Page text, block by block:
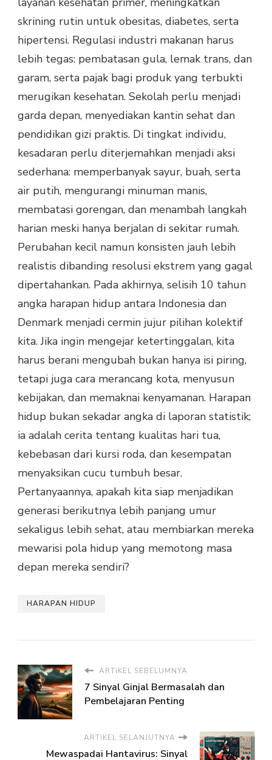
skrining rutin untuk obesitas, diabetes, serta
hipertensi. Regulasi industri makanan harus
lebih tegas: pembatasan gula, lemak trans, dan
garam, serta pajak bagi produk yang terbukti
merugikan kesehatan. Sekolah perlu menjadi
garda depan, menyediakan kantin sehat dan
pendidikan gizi praktis. Di tingkat individu,
kesadaran perlu diterjemahkan menjadi aksi
sederhana: memperbanyak sayur, buah, serta
air putih, mengurangi minuman manis,
membatasi gorengan, dan menambah langkah
harian meski hanya berjalan di sekitar rumah.
Perubahan kecil namun konsisten jauh lebih
realistis dibanding resolusi ekstrem yang gagal
dipertahankan. Pada akhirnya, selisih 10 tahun
angka harapan hidup antara Indonesia dan
Denmark menjadi cermin jujur pilihan kolektif
kita. Jika ingin mengejar ketertinggalan, kita
harus berani mengubah bukan hanya isi piring,
tetapi juga cara merancang kota, menyusun
kebijakan, dan memaknai kenyamanan. Harapan
hidup bukan sekadar angka di laporan statistik;
ia adalah cerita tentang kualitas hari tua,
kebebasan dari kursi roda, dan kesempatan
menyaksikan cucu tumbuh besar.
Pertanyaannya, apakah kita siap menjadikan
generasi berikutnya lebih panjang umur
sekaligus lebih sehat, atau membiarkan mereka
mewarisi pola hidup yang memotong masa
depan mereka sendiri?
HARAPAN HIDUP
ARTIKEL SEBELUMNYA
7 Sinyal Ginjal Bermasalah dan
Pembelajaran Penting
ARTIKEL SELANJUTNYA
Mewaspadai Hantavirus: Sinyal